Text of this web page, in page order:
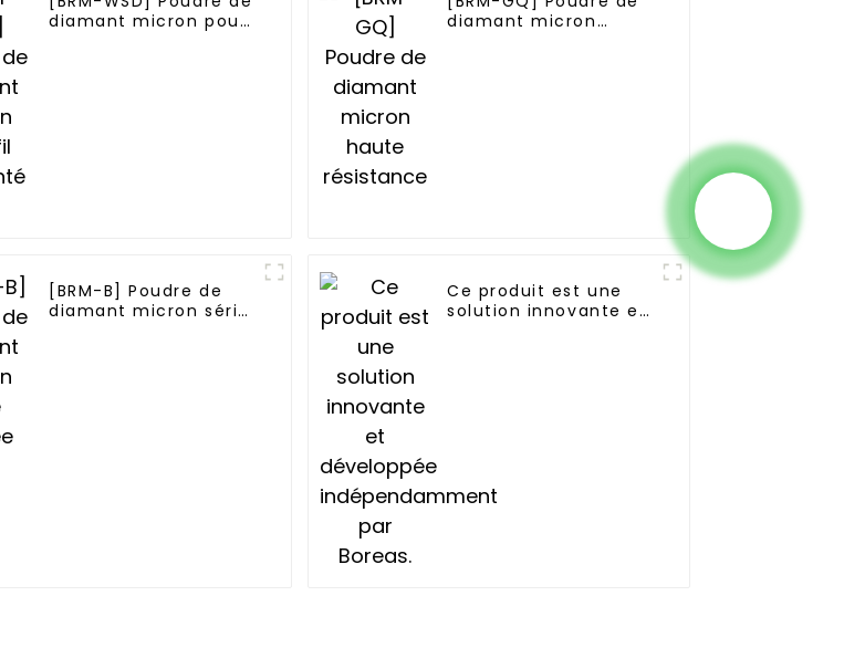
diamant micron pour
diamant micron
[BRM-B] Poudre de
diamant micron série
Ce produit est une
solution innovante et